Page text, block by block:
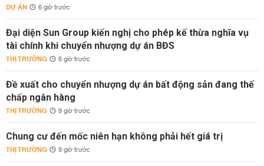
DỰ ÁN 6 giờ trước
Đại diện Sun Group kiến nghị cho phép kế thừa nghĩa vụ
tài chính khi chuyển nhượng dự án BĐS
THỊ TRƯỜNG 6 giờ trước
Đề xuất cho chuyển nhượng dự án bất động sản đang thế
chấp ngân hàng
THỊ TRƯỜNG 9 giờ trước
Chung cư đến mốc niên hạn không phải hết giá trị
THỊ TRƯỜNG 9 giờ trước